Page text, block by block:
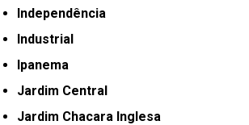
Independência
Industrial
Ipanema
Jardim Central
Jardim Chacara Inglesa